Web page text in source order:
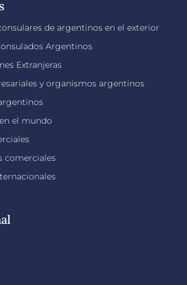
de argentinos en el exterior
Argentinos
Extranjeras
y organismos argentinos
el mundo
comerciales